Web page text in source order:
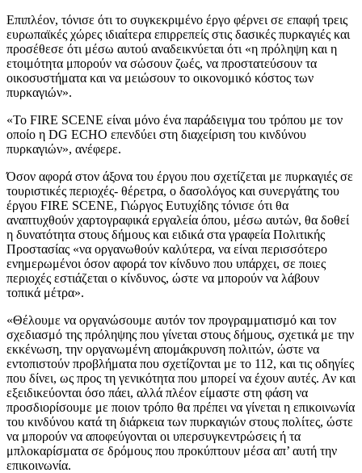
Επιπλέον, τόνισε ότι το συγκεκριμένο έργο φέρνει σε επαφή τρεις
ευρωπαϊκές χώρες ιδιαίτερα επιρρεπείς στις δασικές πυρκαγιές και
προσέθεσε ότι μέσω αυτού αναδεικνύεται ότι «η πρόληψη και η
ετοιμότητα μπορούν να σώσουν ζωές, να προστατεύσουν τα
οικοσυστήματα και να μειώσουν το οικονομικό κόστος των
πυρκαγιών».
«Το FIRE SCENE είναι μόνο ένα παράδειγμα του τρόπου με τον
οποίο η DG ECHO επενδύει στη διαχείριση του κινδύνου
πυρκαγιών», ανέφερε.
Όσον αφορά στον άξονα του έργου που σχετίζεται με πυρκαγιές σε
τουριστικές περιοχές- θέρετρα, ο δασολόγος και συνεργάτης του
έργου FIRE SCENE, Γιώργος Ευτυχίδης τόνισε ότι θα
αναπτυχθούν χαρτογραφικά εργαλεία όπου, μέσω αυτών, θα δοθεί
η δυνατότητα στους δήμους και ειδικά στα γραφεία Πολιτικής
Προστασίας «να οργανωθούν καλύτερα, να είναι περισσότερο
ενημερωμένοι όσον αφορά τον κίνδυνο που υπάρχει, σε ποιες
περιοχές εστιάζεται ο κίνδυνος, ώστε να μπορούν να λάβουν
τοπικά μέτρα».
«Θέλουμε να οργανώσουμε αυτόν τον προγραμματισμό και τον
σχεδιασμό της πρόληψης που γίνεται στους δήμους, σχετικά με την
εκκένωση, την οργανωμένη απομάκρυνση πολιτών, ώστε να
εντοπιστούν προβλήματα που σχετίζονται με το 112, και τις οδηγίες
που δίνει, ως προς τη γενικότητα που μπορεί να έχουν αυτές. Αν και
εξειδικεύονται όσο πάει, αλλά πλέον είμαστε στη φάση να
προσδιορίσουμε με ποιον τρόπο θα πρέπει να γίνεται η επικοινωνία
του κινδύνου κατά τη διάρκεια των πυρκαγιών στους πολίτες, ώστε
να μπορούν να αποφεύγονται οι υπερσυγκεντρώσεις ή τα
μπλοκαρίσματα σε δρόμους που προκύπτουν μέσα απ’ αυτή την
επικοινωνία.